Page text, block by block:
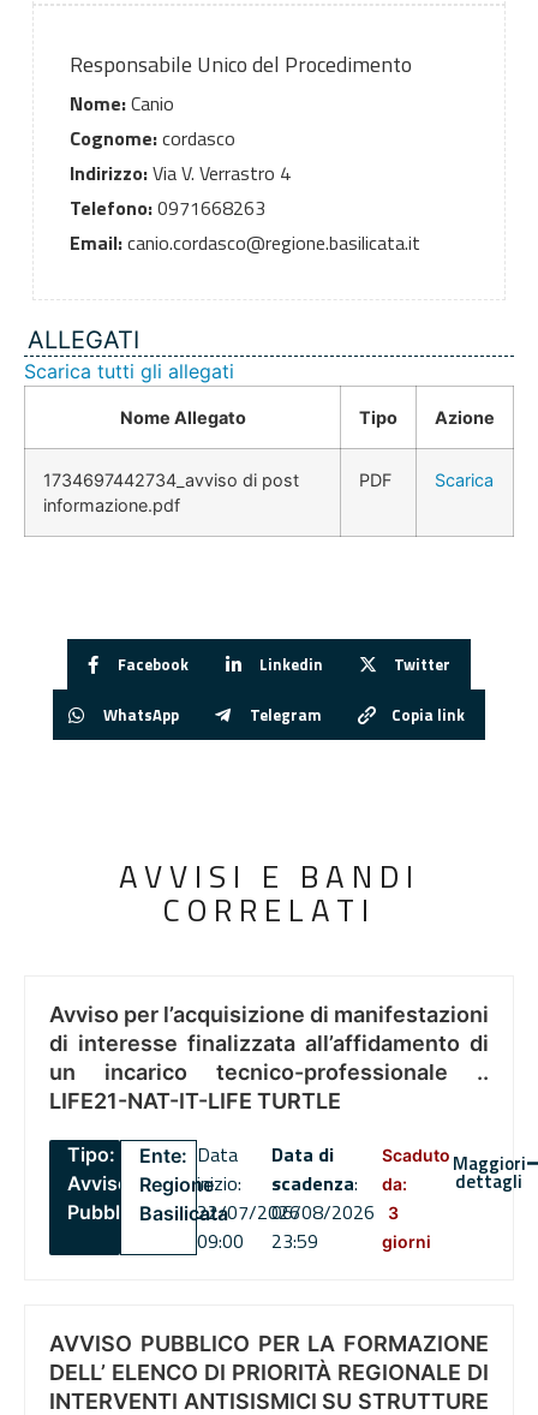
Responsabile Unico del Procedimento
Nome:Canio
Cognome:cordasco
Indirizzo:Via V. Verrastro 4
Telefono:0971668263
Email:canio.cordasco@regione.basilicata.it
ALLEGATI
Scarica tutti gli allegati
Nome Allegato Tipo Azione
1734697442734_avviso di post
informazione.pdf
PDF Scarica
Facebook Linkedin Twitter
WhatsApp Telegram Copia link
AVVISI E BANDI
CORRELATI
Avviso per l’acquisizione di manifestazioni
di interesse finalizzata all’affidamento di
un incarico tecnico-professionale ..
LIFE21-NAT-IT-LIFE TURTLE
Tipo:
Avviso
Pubblico
Ente:
Regione
Basilicata
Data
inizio:
22/07/2026
09:00
Data di
scadenza:
06/08/2026
23:59
Scaduto
da:
3
giorni
Maggiori
dettagli
AVVISO PUBBLICO PER LA FORMAZIONE
DELL’ ELENCO DI PRIORITÀ REGIONALE DI
INTERVENTI ANTISISMICI SU STRUTTURE